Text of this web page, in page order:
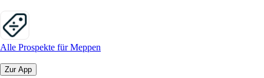
Alle Prospekte für Meppen
Zur App